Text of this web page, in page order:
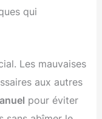
qui
Les mauvaises
aux autres
pour éviter